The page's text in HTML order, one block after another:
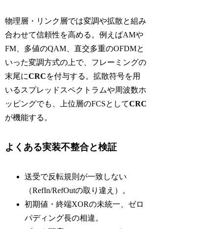
物理層・リンク層では変調や拡散と組み
合わせて信頼性を高める。例えばAMや
FM、多値のQAM、直交多重のOFDMと
いった変調方式の上で、フレーミングの
末尾にCRCを付与する。拡散符号を用
いるスプレッドスペクトラムや周波数ホ
ッピングでも、上位層のFCSとしてCRC
が機能する。
よくある実装不整合と検証
送受で反転規則が一致しない
（RefIn/RefOutの取り違え）。
初期値・終端XORの未統一、ゼロ
パディング長の相違。